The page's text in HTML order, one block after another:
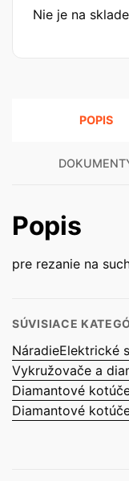
Nie je na sklade
POPIS
Popis
pre rezanie na
SÚVISIACE
NáradieElektrické
Vykružovače a
Diamantové
Diamantové